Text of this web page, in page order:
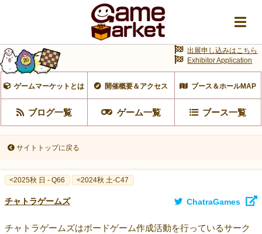
ゲームマーケットとは 開催概要＆アクセス ブース＆ホールMAP
ブログ一覧 ゲーム一覧 ブース一覧
出展申し込みはこちら
Exhibitor Application
サイトトップに戻る
<2025秋 日 - Q66 <2024秋 土-C47
チャトラゲームズ ChatraGames
チャトラゲームズはボードゲーム作成活動を行っているサーク